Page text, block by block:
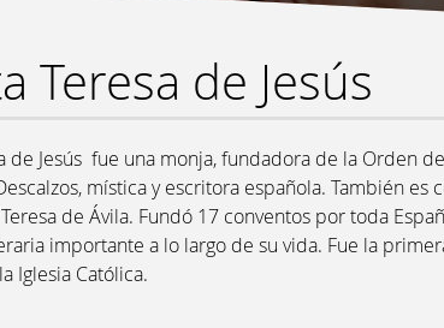
Teresa de Jesús
de Jesús​ ​ fue una monja, fundadora de la Orden de
mística y escritora española. También es
de Ávila. Fundó 17 conventos por toda
importante a lo largo de su vida. Fue la
Iglesia Católica.